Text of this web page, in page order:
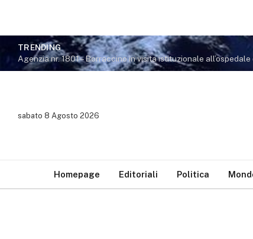
TRENDING
sabato 8 Agosto 2026
Homepage Editoriali Politica